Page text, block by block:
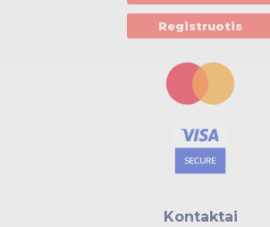
Registruotis
Kontaktai